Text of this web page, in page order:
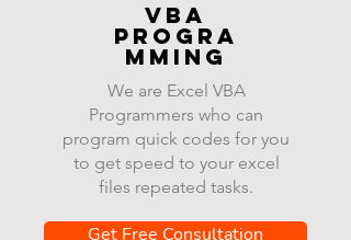
VBA
progra
mming
We are Excel VBA
Programmers who can
program quick codes for you
to get speed to your excel
files repeated tasks.
Get Free Consultation